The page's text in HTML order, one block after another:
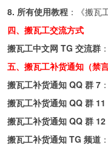
8. 所有使用教程 ：《搬瓦
四、搬瓦工交流方式
搬瓦工中文网 TG 交流群 ：
五、搬瓦工补货通知（禁
搬瓦工补货通知 QQ 群 7 ：
搬瓦工补货通知 QQ 群 11
搬瓦工补货通知 QQ 群 12
搬瓦工补货通知 TG 频道 ：